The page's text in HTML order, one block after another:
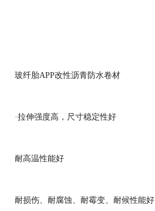
玻纤胎APP改性沥青防水卷材
·拉伸强度高，尺寸稳定性好
耐高温性能好
耐损伤、耐腐蚀、耐霉变、耐候性能好